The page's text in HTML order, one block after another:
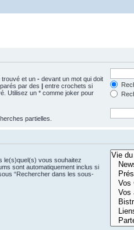
trouvé et un - devant un mot qui doit
par des | entre crochets si
Utilisez un * comme joker pour
partielles.
le(s)quel(s) vous souhaitez
sont automatiquement inclus si
“Rechercher dans les sous-